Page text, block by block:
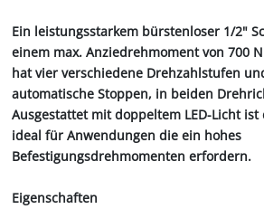
Ein leistungsstarkem bürstenloser 1/2"
einem max. Anziedrehmoment von 700
hat vier verschiedene Drehzahlstufen
automatische Stoppen, in beiden
Ausgestattet mit doppeltem LED-Licht ist
ideal für Anwendungen die ein hohes
Befestigungsdrehmomenten erfordern.
Eigenschaften